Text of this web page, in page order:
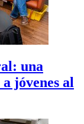
una
jóvenes al